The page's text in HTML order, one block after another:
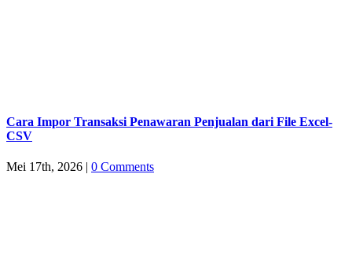
Cara Impor Transaksi Penawaran Penjualan dari File Excel-
CSV
Mei 17th, 2026 | 0 Comments